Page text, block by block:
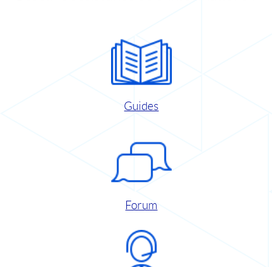
Guides
Forum